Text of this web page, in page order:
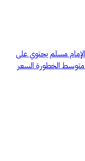
مسلم يحتوي على
الخطورة السعر